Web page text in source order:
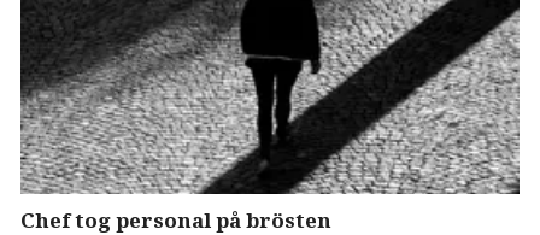
Chef tog personal på brösten